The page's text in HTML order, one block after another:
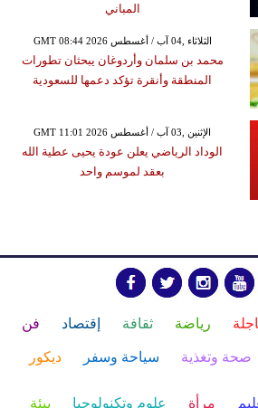
المباني
GMT 08:44 2026 الثلاثاء ,04 آب / أغسطس
محمد بن سلمان وأردوغان يبحثان تطورات
المنطقة وأنقرة تؤكد دعمها للسعودية
GMT 11:01 2026 الإثنين ,03 آب / أغسطس
الوداد الرياضي يعلن عودة يحيى عطية الله
بعقد لموسم واحد
رياضة ثقافة إقتصاد فن
صحة وتغذية سياحة وسفر ديكور
مرأة علوم وتكنولوجيا بيئة